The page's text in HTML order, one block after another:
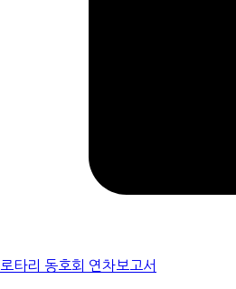
로타리 동호회 연차보고서